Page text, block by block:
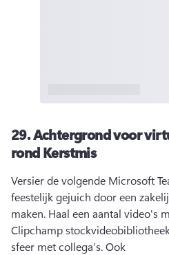
29.Achtergrond voor
rond Kerstmis
Versier de volgende Microsoft
feestelijk gejuich door een
maken. Haal een aantal video's
Clipchamp
sfeer met collega's. Ook